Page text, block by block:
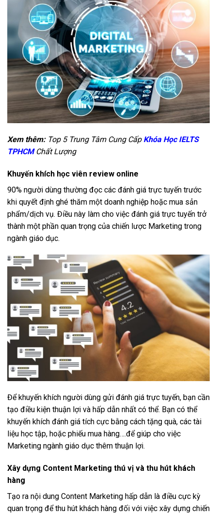
Xem thêm: Top 5 Trung Tâm Cung Cấp Khóa Học IELTS
TPHCM Chất Lượng
Khuyến khích học viên review online
90% người dùng thường đọc các đánh giá trực tuyến trước
khi quyết định ghé thăm một doanh nghiệp hoặc mua sản
phẩm/dịch vụ. Điều này làm cho việc đánh giá trực tuyến trở
thành một phần quan trọng của chiến lược Marketing trong
ngành giáo dục.
Để khuyến khích người dùng gửi đánh giá trực tuyến, bạn cần
tạo điều kiện thuận lợi và hấp dẫn nhất có thể. Bạn có thể
khuyến khích đánh giá tích cực bằng cách tặng quà, các tài
liệu học tập, hoặc phiếu mua hàng….để giúp cho việc
Marketing ngành giáo dục thêm thuận lợi.
Xây dựng Content Marketing thú vị và thu hút khách
hàng
Tạo ra nội dung Content Marketing hấp dẫn là điều cực kỳ
quan trọng để thu hút khách hàng đối với việc xây dựng chiến